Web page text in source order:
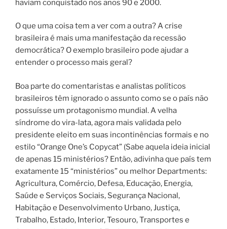
haviam conquistado nos anos 90 e 2000.
O que uma coisa tem a ver com a outra? A crise
brasileira é mais uma manifestação da recessão
democrática? O exemplo brasileiro pode ajudar a
entender o processo mais geral?
Boa parte do comentaristas e analistas políticos
brasileiros têm ignorado o assunto como se o país não
possuísse um protagonismo mundial. A velha
síndrome do vira-lata, agora mais validada pelo
presidente eleito em suas incontinências formais e no
estilo “Orange One’s Copycat” (Sabe aquela ideia inicial
de apenas 15 ministérios? Então, adivinha que país tem
exatamente 15 “ministérios” ou melhor Departments:
Agricultura, Comércio, Defesa, Educação, Energia,
Saúde e Serviços Sociais, Segurança Nacional,
Habitação e Desenvolvimento Urbano, Justiça,
Trabalho, Estado, Interior, Tesouro, Transportes e